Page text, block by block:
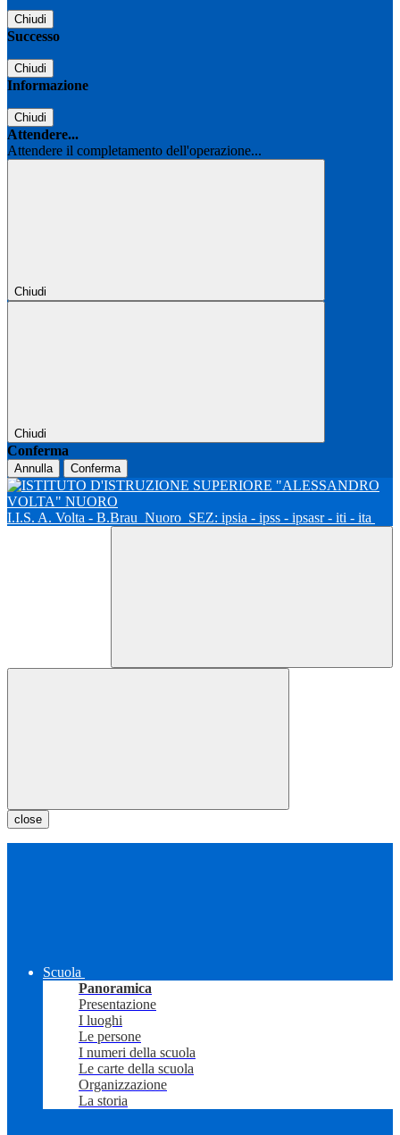
Chiudi
Successo
Chiudi
Informazione
Chiudi
Attendere...
Attendere il completamento dell'operazione...
Chiudi
Chiudi
Conferma
Annulla Conferma
I.I.S. A. Volta - B.Brau Nuoro SEZ: ipsia - ipss - ipsasr - iti - ita
close
Scuola
Panoramica
Presentazione
I luoghi
Le persone
I numeri della scuola
Le carte della scuola
Organizzazione
La storia